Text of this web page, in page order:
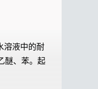
溶液中的耐
醚、苯。起